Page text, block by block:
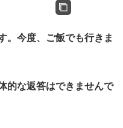
。今度、ご飯でも行きま
的な返答はできませんで